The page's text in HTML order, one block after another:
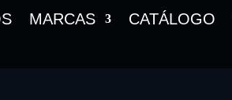
MARCAS CATÁLOGO